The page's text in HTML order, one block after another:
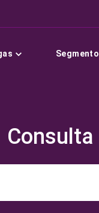
Consulta